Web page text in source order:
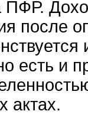
после
есть и
актах.